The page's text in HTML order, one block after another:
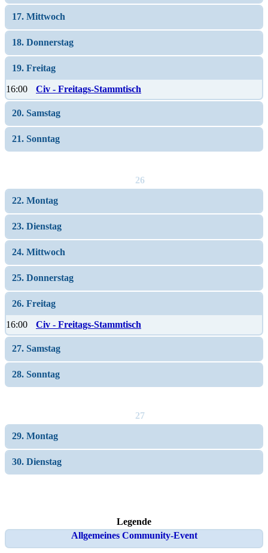
17. Mittwoch
18. Donnerstag
19. Freitag
16:00 Civ - Freitags-Stammtisch
20. Samstag
21. Sonntag
26
22. Montag
23. Dienstag
24. Mittwoch
25. Donnerstag
26. Freitag
16:00 Civ - Freitags-Stammtisch
27. Samstag
28. Sonntag
27
29. Montag
30. Dienstag
Legende
Allgemeines Community-Event